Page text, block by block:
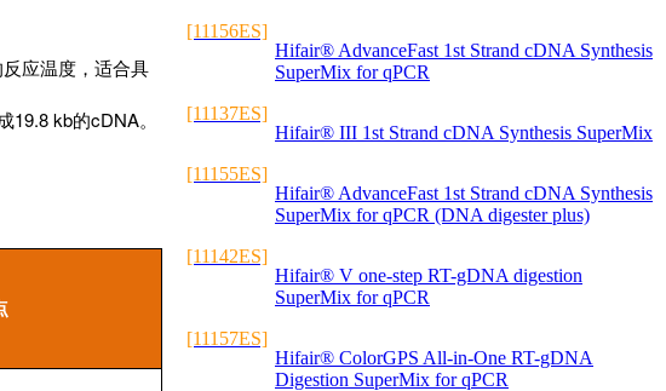
应温度，适合具
kb的cDNA。
[11156ES]
Hifair® AdvanceFast 1st Strand cDNA Synthesis
SuperMix for qPCR
[11137ES]
Hifair® III 1st Strand cDNA Synthesis SuperMix
[11155ES]
Hifair® AdvanceFast 1st Strand cDNA Synthesis
SuperMix for qPCR (DNA digester plus)
[11142ES]
Hifair® V one-step RT-gDNA digestion
SuperMix for qPCR
[11157ES]
Hifair® ColorGPS All-in-One RT-gDNA
Digestion SuperMix for qPCR